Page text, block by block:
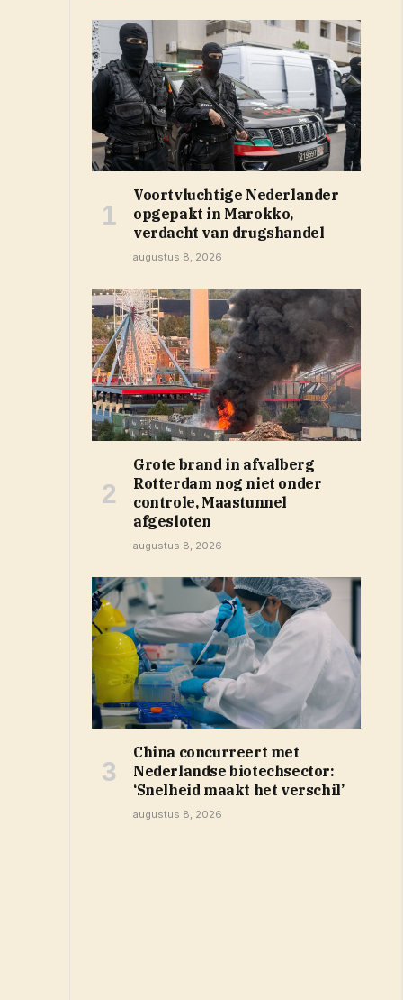
Voortvluchtige Nederlander
opgepakt in Marokko,
verdacht van drugshandel
augustus 8, 2026
Grote brand in afvalberg
Rotterdam nog niet onder
controle, Maastunnel
afgesloten
augustus 8, 2026
China concurreert met
Nederlandse biotechsector:
‘Snelheid maakt het verschil’
augustus 8, 2026